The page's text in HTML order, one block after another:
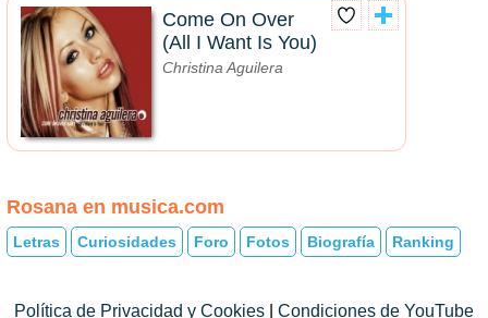
Come On Over
(All I Want Is You)
Christina Aguilera
Rosana en musica.com
Letras Curiosidades Foro Fotos Biografía Ranking
Política de Privacidad y Cookies Condiciones de YouTube